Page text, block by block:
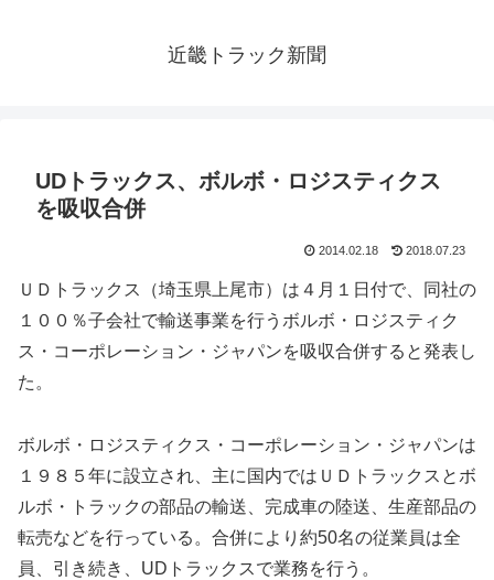
近畿トラック新聞
UDトラックス、ボルボ・ロジスティクス
を吸収合併
2014.02.18 2018.07.23
ＵＤトラックス（埼玉県上尾市）は４月１日付で、同社の
１００％子会社で輸送事業を行うボルボ・ロジスティク
ス・コーポレーション・ジャパンを吸収合併すると発表し
た。
ボルボ・ロジスティクス・コーポレーション・ジャパンは
１９８５年に設立され、主に国内ではＵＤトラックスとボ
ルボ・トラックの部品の輸送、完成車の陸送、生産部品の
転売などを行っている。合併により約50名の従業員は全
員、引き続き、UDトラックスで業務を行う。